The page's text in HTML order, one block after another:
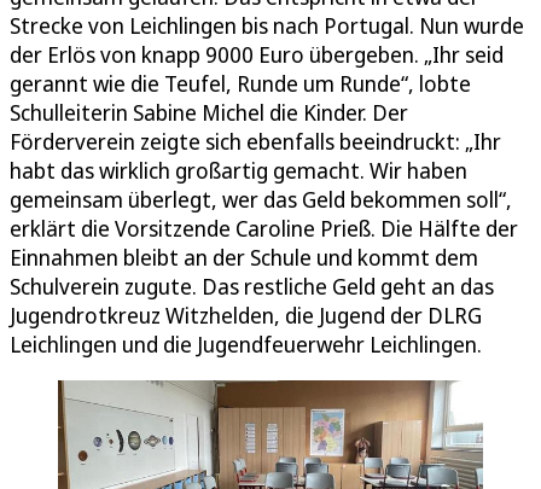
Strecke von Leichlingen bis nach Portugal. Nun wurde
der Erlös von knapp 9000 Euro übergeben. „Ihr seid
gerannt wie die Teufel, Runde um Runde“, lobte
Schulleiterin Sabine Michel die Kinder. Der
Förderverein zeigte sich ebenfalls beeindruckt: „Ihr
habt das wirklich großartig gemacht. Wir haben
gemeinsam überlegt, wer das Geld bekommen soll“,
erklärt die Vorsitzende Caroline Prieß. Die Hälfte der
Einnahmen bleibt an der Schule und kommt dem
Schulverein zugute. Das restliche Geld geht an das
Jugendrotkreuz Witzhelden, die Jugend der DLRG
Leichlingen und die Jugendfeuerwehr Leichlingen.